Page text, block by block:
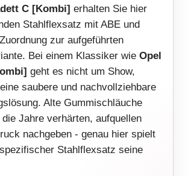
C [Kombi] erhalten Sie hier
Stahlflexsatz mit ABE und
zur aufgeführten
Bei einem Klassiker wie Opel
geht es nicht um Show,
saubere und nachvollziehbare
Alte Gummischläuche
die Jahre verhärten, aufquellen
nachgeben - genau hier spielt
Stahlflexsatz seine